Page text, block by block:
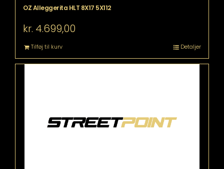
OZ Alleggerita HLT 8X17 5X112
kr. 4.699,00
Tilføj til kurv Detaljer